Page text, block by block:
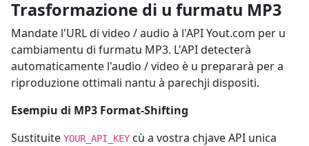
Trasformazione di u furmatu MP3
Mandate l'URL di video / audio à l'API Yout.com per u
cambiamentu di furmatu MP3. L'API detecterà
automaticamente l'audio / video è u prepararà per a
riproduzione ottimali nantu à parechji dispositi.
Esempiu di MP3 Format-Shifting
Sustituite YOUR_API_KEY cù a vostra chjave API unica